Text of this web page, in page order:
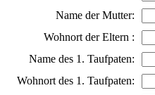
Name der Mutter:
Wohnort der Eltern :
Name des 1. Taufpaten:
Wohnort des 1. Taufpaten: